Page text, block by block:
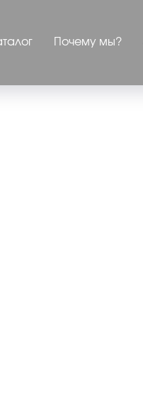
Почему мы?